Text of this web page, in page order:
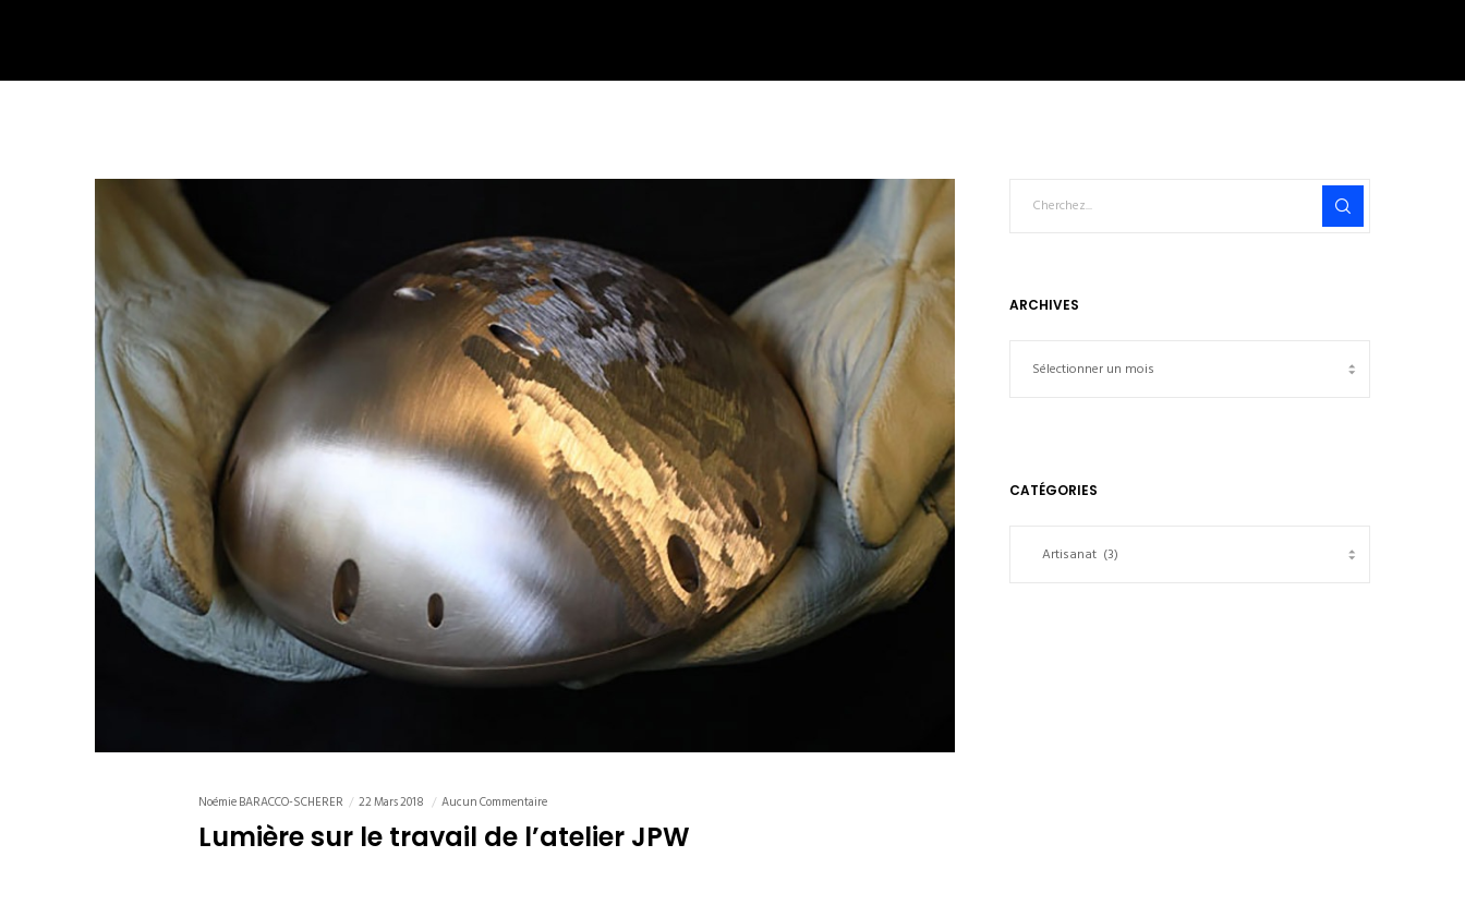
Noémie BARACCO-SCHERER 22 Mars 2018 Aucun Commentaire
Lumière sur le travail de l’atelier JPW
ARCHIVES
CATÉGORIES